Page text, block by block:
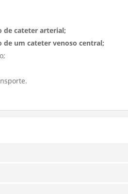
de cateter arterial;
de um cateter venoso central;